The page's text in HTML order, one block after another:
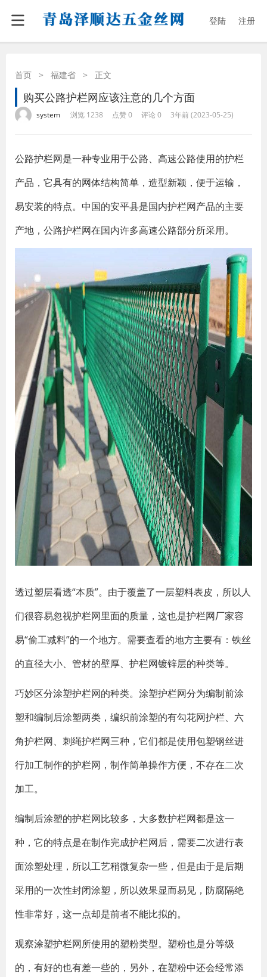
登陆 注册
首页 > 福建省 > 正文
购买公路护栏网应该注意的几个方面
system 浏览 1238 点赞 0 评论 0 3年前 (2023-05-25)
公路护栏网是一种专业用于公路、高速公路使用的护栏
产品，它具有的网体结构简单，造型新颖，便于运输，
易安装的特点。中国的安平县是国内护栏网产品的主要
产地，公路护栏网在国内许多高速公路部分所采用。
透过塑层看透“本质”。由于覆盖了一层塑料表皮，所以人
们很容易忽视护栏网里面的质量，这也是护栏网厂家容
易“偷工减料”的一个地方。需要查看的地方主要有：铁丝
的直径大小、管材的壁厚、护栏网镀锌层的种类等。
巧妙区分涂塑护栏网的种类。涂塑护栏网分为编制前涂
塑和编制后涂塑两类，编织前涂塑的有勾花网护栏、六
角护栏网、刺绳护栏网三种，它们都是使用包塑钢丝进
行加工制作的护栏网，制作简单操作方便，不存在二次
加工。
编制后涂塑的护栏网比较多，大多数护栏网都是这一
种，它的特点是在制作完成护栏网后，需要二次进行表
面涂塑处理，所以工艺稍微复杂一些，但是由于是后期
采用的一次性封闭涂塑，所以效果显而易见，防腐隔绝
性非常好，这一点却是前者不能比拟的。
观察涂塑护栏网所使用的塑粉类型。塑粉也是分等级
的，有好的也有差一些的，另外，在塑粉中还会经常添